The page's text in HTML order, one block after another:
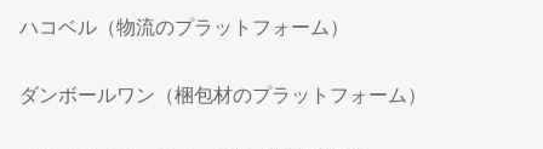
ハコベル（物流のプラットフォーム）
ダンボールワン（梱包材のプラットフォーム）